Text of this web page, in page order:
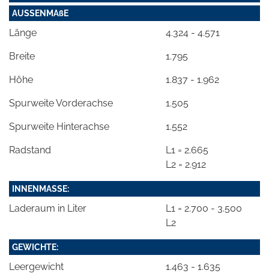
AUSSENMAßE
Länge 4.324 - 4.571
Breite 1.795
Höhe 1.837 - 1.962
Spurweite Vorderachse 1.505
Spurweite Hinterachse 1.552
Radstand
L1 = 2.665
L2 = 2.912
INNENMASSE:
Laderaum in Liter
L1 = 2.700 - 3.500
L2
GEWICHTE:
Leergewicht 1.463 - 1.635